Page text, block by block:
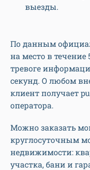
выезды.
По данным
на место в
тревоге
секунд. О любом
клиент получает
оператора.
Можно заказать
круглосуточным
недвижимости:
участка, бани и